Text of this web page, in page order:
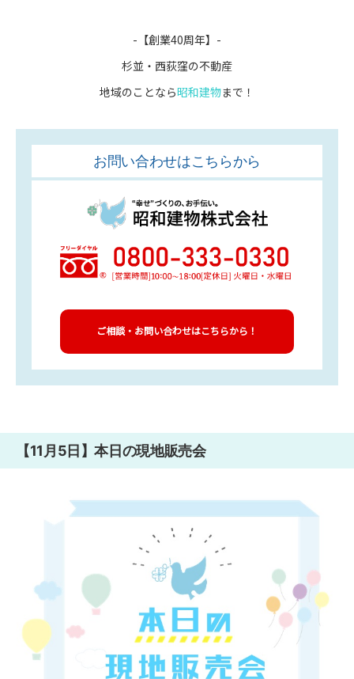
-【創業40周年】-
杉並・西荻窪の不動産
地域のことなら昭和建物まで！
お問い合わせはこちらから
ご相談・お問い合わせはこちらから！
【11月5日】本日の現地販売会